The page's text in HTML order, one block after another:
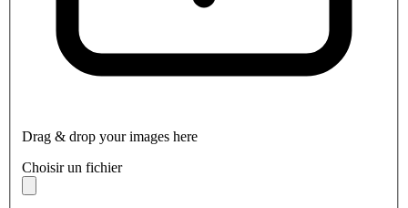
Drag & drop your images here
Choisir un fichier